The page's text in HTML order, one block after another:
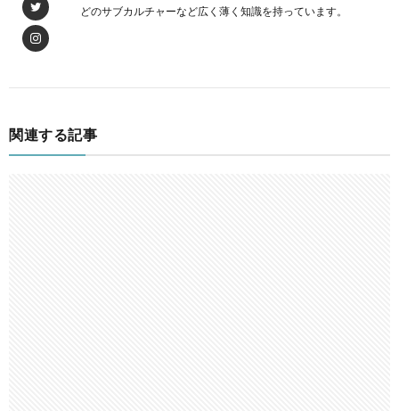
どのサブカルチャーなど広く薄く知識を持っています。
関連する記事